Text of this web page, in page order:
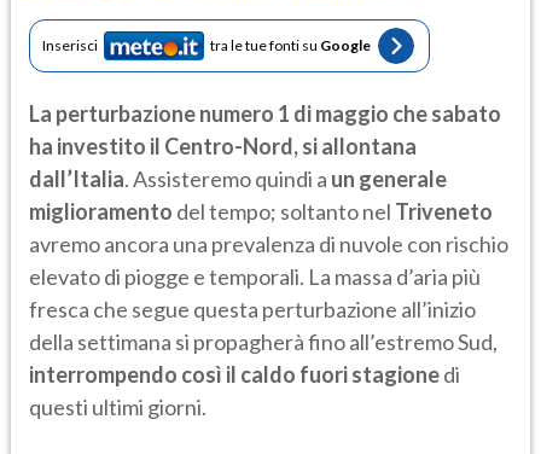
Inserisci tra le tue fonti su Google
La perturbazione numero 1 di maggio che sabato
ha investito il Centro-Nord, si allontana
dall’Italia. Assisteremo quindi a un generale
miglioramento del tempo; soltanto nel Triveneto
avremo ancora una prevalenza di nuvole con rischio
elevato di piogge e temporali. La massa d’aria più
fresca che segue questa perturbazione all’inizio
della settimana si propagherà fino all’estremo Sud,
interrompendo così il caldo fuori stagionedi
questi ultimi giorni.